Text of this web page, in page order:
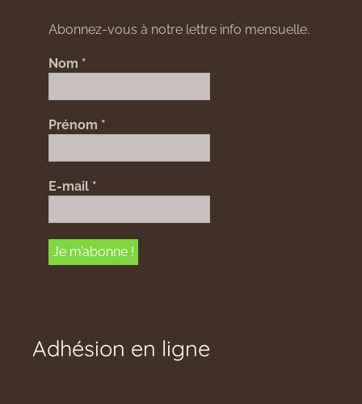
Abonnez-vous à notre lettre info mensuelle.
Nom *
Prénom *
E-mail *
Adhésion en ligne